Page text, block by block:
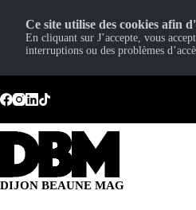
au
contenu
DIJON BEAUNE MAG
Ce site utilise des cookies afin
En cliquant sur J’accepte, vous
interruptions ou des problèmes